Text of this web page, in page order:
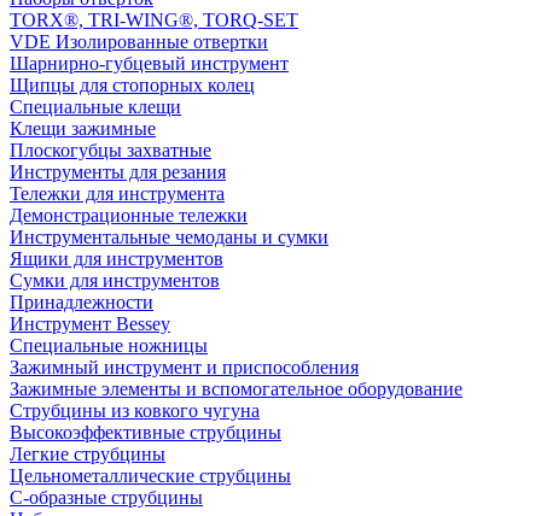
TORX®, TRI-WING®, TORQ-SET
VDE Изолированные отвертки
Шарнирно-губцевый инструмент
Щипцы для стопорных колец
Специальные клещи
Клещи зажимные
Плоскогубцы захватные
Инструменты для резания
Тележки для инструмента
Демонстрационные тележки
Инструментальные чемоданы и сумки
Ящики для инструментов
Сумки для инструментов
Принадлежности
Инструмент Bessey
Специальные ножницы
Зажимный инструмент и приспособления
Зажимные элементы и вспомогательное оборудование
Струбцины из ковкого чугуна
Высокоэффективные струбцины
Легкие струбцины
Цельнометаллические струбцины
C-образные струбцины